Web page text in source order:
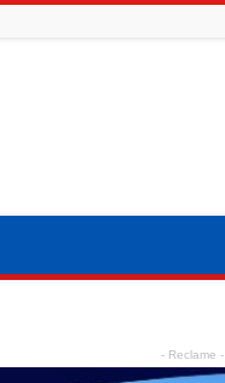
- Reclame -